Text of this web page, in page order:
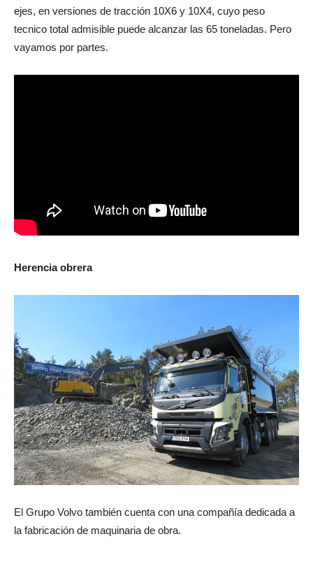
ejes, en versiones de tracción 10X6 y 10X4, cuyo peso
tecnico total admisible puede alcanzar las 65 toneladas. Pero
vayamos por partes.
Herencia obrera
El Grupo Volvo también cuenta con una compañía dedicada a
la fabricación de maquinaria de obra.